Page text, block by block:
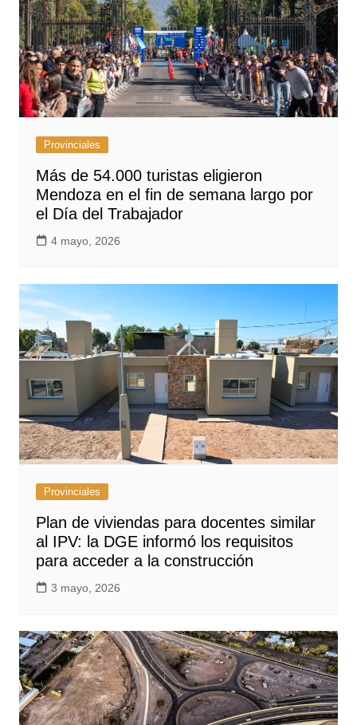
Provinciales
Más de 54.000 turistas eligieron
Mendoza en el fin de semana largo por
el Día del Trabajador
4 mayo, 2026
Provinciales
Plan de viviendas para docentes similar
al IPV: la DGE informó los requisitos
para acceder a la construcción
3 mayo, 2026